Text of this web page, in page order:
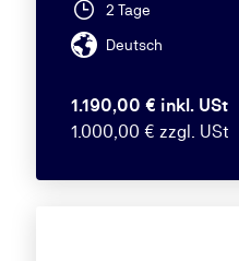
2 Tage
Deutsch
1.190,00 € inkl. USt
1.000,00 € zzgl. USt